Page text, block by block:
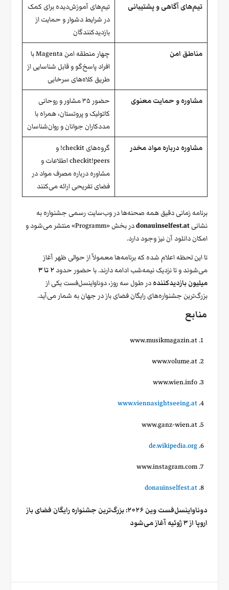
تیم‌های آگاهی و پشتیبانی
تیم‌های آموزش‌دیده برای کمک
در شرایط دشوار و حمایت از
بازدیدکنندگان
مناطق امن
چهار منطقه امن Magenta با
افراد پاسخ‌گو و قابل شناسایی از
طریق کلاه‌های سرخابی
مشاوره و حمایت معنوی
حضور ۳۵ مشاور و روحانی
کاتولیک و پروتستان، همراه با
مددکاران جوانان و روان‌شناسان
مشاوره درباره مواد مخدر
گروه‌های checkit! و
checkit!peers اطلاعات و
مشاوره درباره مصرف مواد در
فضای تفریحی ارائه می‌کنند
برنامه زمانی دقیق همه صحنه‌ها در وب‌سایت رسمی جشنواره به
نشانیdonauinselfest.at
در بخش «Programm» منتشر می‌شود و
امکان دانلود آن نیز وجود دارد.
تا این لحظه اعلام شده که برنامه‌ها معمولاً از حوالی ظهر آغاز
می‌شوند و تا نزدیک نیمه‌شب ادامه دارند. با حضور حدود
۲ تا ۳
میلیون بازدیدکنندهدر طول سه روز، دوناواینسل‌فست یکی از
بزرگ‌ترین جشنواره‌های رایگان فضای باز در جهان به شمار می‌آید.
منابع
www.musikmagazin.at
www.volume.at
www.wien.info
www.viennasightseeing.at
www.ganz-wien.at
de.wikipedia.org
www.instagram.com
donauinselfest.at
دوناواینسل‌فست وین ۲۰۲۶: بزرگ‌ترین جشنواره رایگان فضای باز
اروپا از ۳ ژوئیه آغاز می‌شود